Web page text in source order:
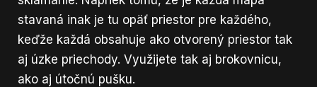
stavaná inak je tu opäť priestor pre každého,
keďže každá obsahuje ako otvorený priestor tak
aj úzke priechody. Využijete tak aj brokovnicu,
ako aj útočnú pušku.